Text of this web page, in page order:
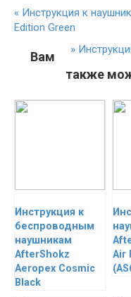
« Инструкция к
Edition Green
»
Вам
также
Инструкция к
беспроводным
наушникам
AfterShokz
Aeropex Cosmic
Black
Air